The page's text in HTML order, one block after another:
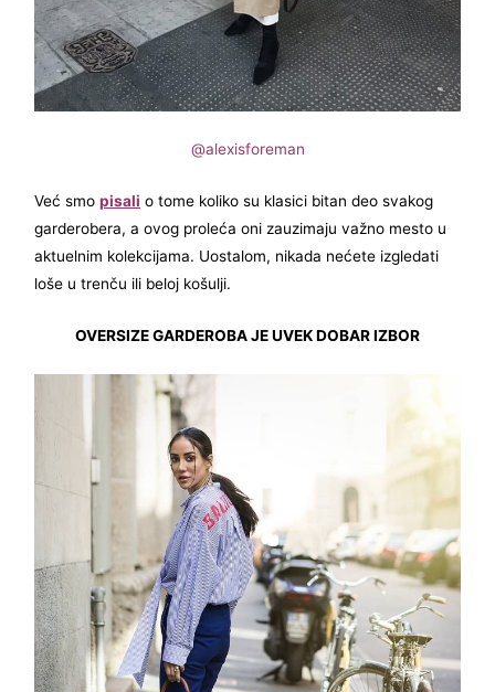
@alexisforeman
Već smopisali o tome koliko su klasici bitan deo svakog
garderobera, a ovog proleća oni zauzimaju važno mesto u
aktuelnim kolekcijama. Uostalom, nikada nećete izgledati
loše u trenču ili beloj košulji.
OVERSIZE GARDEROBA JE UVEK DOBAR IZBOR